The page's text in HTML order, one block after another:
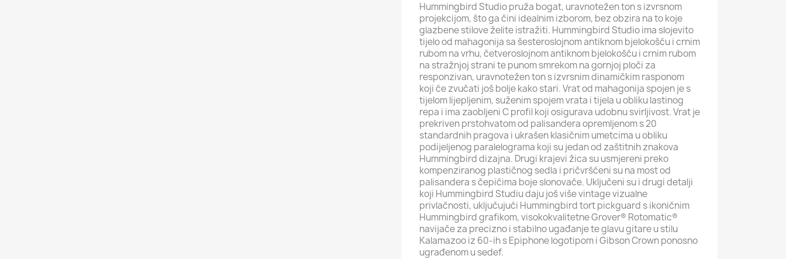
Hummingbird Studio pruža bogat, uravnotežen ton s izvrsnom
projekcijom, što ga čini idealnim izborom, bez obzira na to koje
glazbene stilove želite istražiti. Hummingbird Studio ima slojevito
tijelo od mahagonija sa šesteroslojnom antiknom bjelokošću i crnim
rubom na vrhu, četveroslojnom antiknom bjelokošću i crnim rubom
na stražnjoj strani te punom smrekom na gornjoj ploči za
responzivan, uravnotežen ton s izvrsnim dinamičkim rasponom
koji će zvučati još bolje kako stari. Vrat od mahagonija spojen je s
tijelom lijepljenim, suženim spojem vrata i tijela u obliku lastinog
repa i ima zaobljeni C profil koji osigurava udobnu svirljivost. Vrat je
prekriven prstohvatom od palisandera opremljenom s 20
standardnih pragova i ukrašen klasičnim umetcima u obliku
podijeljenog paralelograma koji su jedan od zaštitnih znakova
Hummingbird dizajna. Drugi krajevi žica su usmjereni preko
kompenziranog plastičnog sedla i pričvršćeni su na most od
palisandera s čepićima boje slonovače. Uključeni su i drugi detalji
koji Hummingbird Studiu daju još više vintage vizualne
privlačnosti, uključujući Hummingbird tort pickguard s ikoničnim
Hummingbird grafikom, visokokvalitetne Grover® Rotomatic®
navijače za precizno i ​​stabilno ugađanje te glavu gitare u stilu
Kalamazoo iz 60-ih s Epiphone logotipom i Gibson Crown ponosno
ugrađenom u sedef.